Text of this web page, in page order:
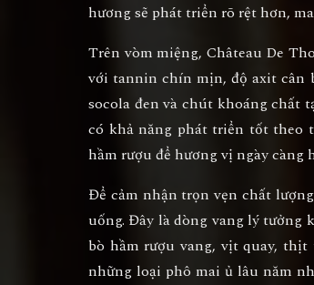
hương sẽ phát triển rõ rệt hơn,
Trên vòm miệng, Château De
với tannin chín mịn, độ axit cân
socola đen và chút khoáng chất
có khả năng phát triển tốt theo
hầm rượu để hương vị ngày càng
Để cảm nhận trọn vẹn chất
uống. Đây là dòng vang lý tưởng
bò hầm rượu vang, vịt quay,
những loại phô mai ủ lâu năm